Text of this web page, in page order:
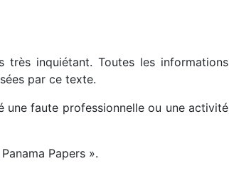
très inquiétant. Toutes les informations
par ce texte.
une faute professionnelle ou une activité
Papers ».